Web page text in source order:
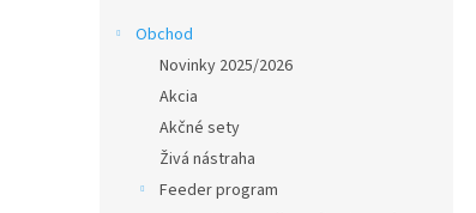
Obchod
Novinky 2025/2026
Akcia
Akčné sety
Živá nástraha
Feeder program